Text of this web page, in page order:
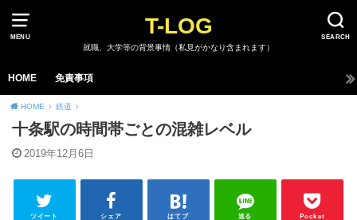
MENU SEARCH
T-LOG
就職、大学等の背景事情（私見がかなり含まれます）
HOME 免責事項
HOME 鉄道
十条駅の時間帯ごとの混雑レベル
2019年12月6日
ツイート シェア はてブ 送る Pocket